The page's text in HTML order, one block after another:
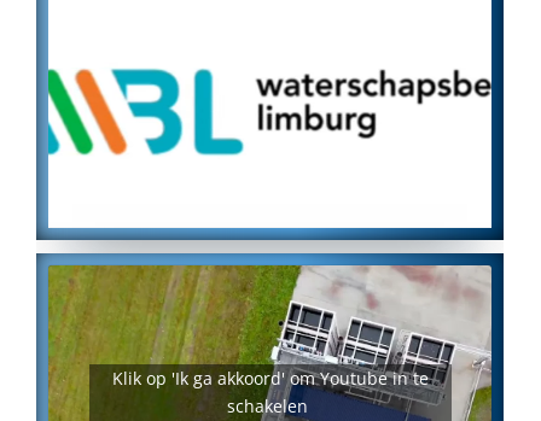
Klik op 'Ik ga akkoord' om Youtube in te
schakelen